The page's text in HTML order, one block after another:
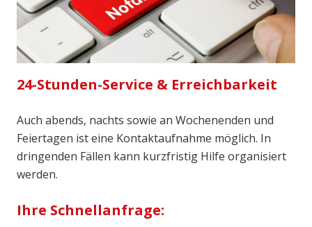
24-Stunden-Service & Erreichbarkeit
Auch abends, nachts sowie an Wochenenden und
Feiertagen ist eine Kontaktaufnahme möglich. In
dringenden Fällen kann kurzfristig Hilfe organisiert
werden.
Ihre Schnellanfrage: